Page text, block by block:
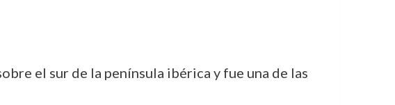
el sur de la península ibérica y fue una de las